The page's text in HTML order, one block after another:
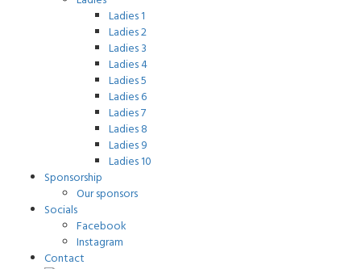
Ladies 1
Ladies 2
Ladies 3
Ladies 4
Ladies 5
Ladies 6
Ladies 7
Ladies 8
Ladies 9
Ladies 10
Sponsorship
Our sponsors
Socials
Facebook
Instagram
Contact